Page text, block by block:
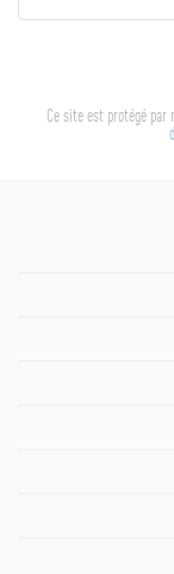
Ce site est protégé par